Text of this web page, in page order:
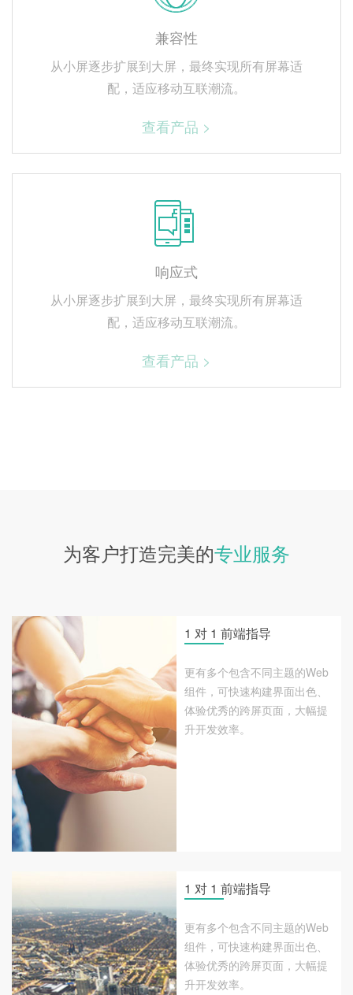
兼容性
从小屏逐步扩展到大屏，最终实现所有屏幕适
配，适应移动互联潮流。
查看产品 >
响应式
从小屏逐步扩展到大屏，最终实现所有屏幕适
配，适应移动互联潮流。
查看产品 >
为客户打造完美的专业服务
1 对 1 前端指导
更有多个包含不同主题的Web
组件，可快速构建界面出色、
体验优秀的跨屏页面，大幅提
升开发效率。
1 对 1 前端指导
更有多个包含不同主题的Web
组件，可快速构建界面出色、
体验优秀的跨屏页面，大幅提
升开发效率。